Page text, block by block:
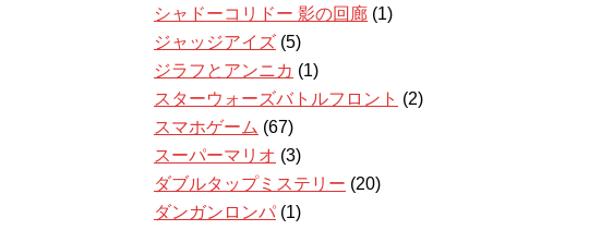
シャドーコリドー 影の回廊 (1)
ジャッジアイズ (5)
ジラフとアンニカ (1)
スターウォーズバトルフロント (2)
スマホゲーム (67)
スーパーマリオ (3)
ダブルタップミステリー (20)
ダンガンロンパ (1)